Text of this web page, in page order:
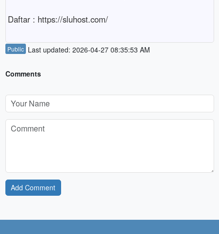
Daftar : https://sluhost.com/
Public Last updated: 2026-04-27 08:35:53 AM
Comments
Add Comment